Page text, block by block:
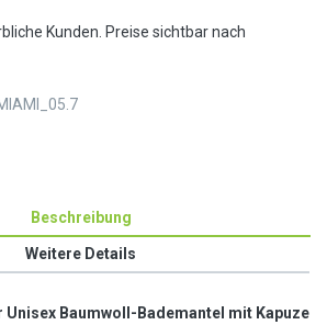
Kunden. Preise sichtbar nach
Beschreibung
Weitere Details
Unisex Baumwoll-Bademantel mit Kapuze